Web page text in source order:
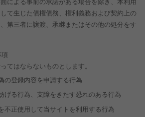
による事前の承諾がある場合を除き、本利用
て生じた債権債務、権利義務および契約上の
第三者に譲渡、承継またはその他の処分をす
てはならないものとします。
の登録内容を申請する行為
げる行為、支障をきたす恐れのある行為
不正使用して当サイトを利用する行為